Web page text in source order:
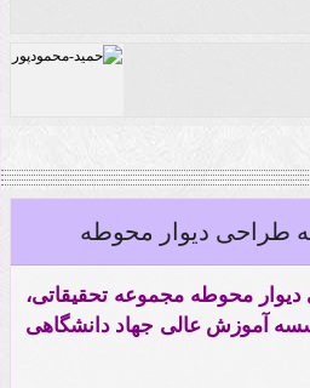
تهران اثر عیسی ذکایی و همکاران
طراحی دیوار محوطه
محوطه مجموعه تحقیقاتی،
آموزش عالی جهاد دانشگاهی